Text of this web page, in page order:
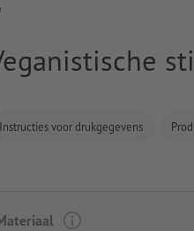
Instructies voor drukgegevens